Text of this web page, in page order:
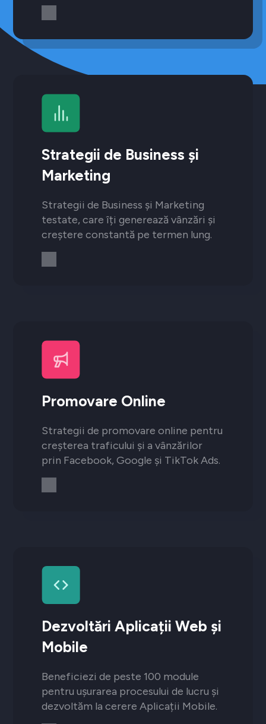
Strategii de Business și
Marketing
Strategii de Business și Marketing
testate, care îți generează vânzări și
creștere constantă pe termen lung.
Promovare Online
Strategii de promovare online pentru
creșterea traficului și a vânzărilor
prin Facebook, Google și TikTok Ads.
Dezvoltări Aplicații Web și
Mobile
Beneficiezi de peste 100 module
pentru ușurarea procesului de lucru și
dezvoltăm la cerere Aplicații Mobile.